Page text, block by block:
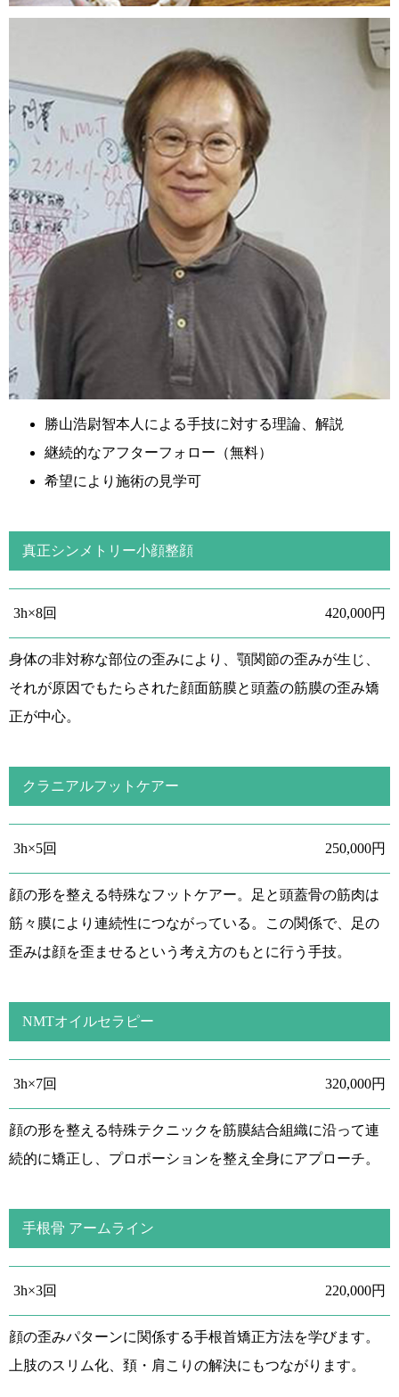
勝山浩尉智本人による手技に対する理論、解説
継続的なアフターフォロー（無料）
希望により施術の見学可
真正シンメトリー小顔整顔
3h×8回 420,000円
身体の非対称な部位の歪みにより、顎関節の歪みが生じ、
それが原因でもたらされた顔面筋膜と頭蓋の筋膜の歪み矯
正が中心。
クラニアルフットケアー
3h×5回 250,000円
顔の形を整える特殊なフットケアー。足と頭蓋骨の筋肉は
筋々膜により連続性につながっている。この関係で、足の
歪みは顔を歪ませるという考え方のもとに行う手技。
NMTオイルセラピー
3h×7回 320,000円
顔の形を整える特殊テクニックを筋膜結合組織に沿って連
続的に矯正し、プロポーションを整え全身にアプローチ。
手根骨 アームライン
3h×3回 220,000円
顔の歪みパターンに関係する手根首矯正方法を学びます。
上肢のスリム化、頚・肩こりの解決にもつながります。